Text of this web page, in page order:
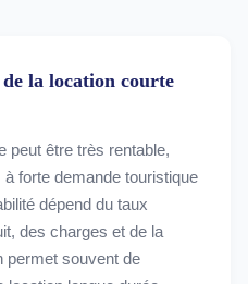
la location courte
peut être très rentable,
forte demande touristique
dépend du taux
des charges et de la
permet souvent de